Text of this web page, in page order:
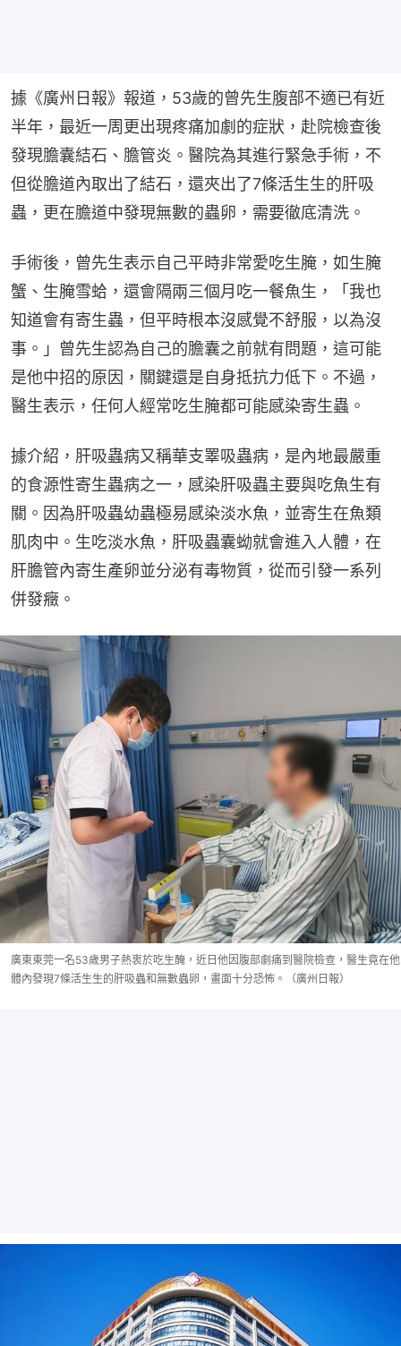
據《廣州日報》報道，53歲的曾先生腹部不適已有近
半年，最近一周更出現疼痛加劇的症狀，赴院檢查後
發現膽囊結石、膽管炎。醫院為其進行緊急手術，不
但從膽道內取出了結石，還夾出了7條活生生的肝吸
蟲，更在膽道中發現無數的蟲卵，需要徹底清洗。
手術後，曾先生表示自己平時非常愛吃生腌，如生腌
蟹、生腌雪蛤，還會隔兩三個月吃一餐魚生，「我也
知道會有寄生蟲，但平時根本沒感覺不舒服，以為沒
事。」曾先生認為自己的膽囊之前就有問題，這可能
是他中招的原因，關鍵還是自身抵抗力低下。不過，
醫生表示，任何人經常吃生腌都可能感染寄生蟲。
據介紹，肝吸蟲病又稱華支睪吸蟲病，是內地最嚴重
的食源性寄生蟲病之一，感染肝吸蟲主要與吃魚生有
關。因為肝吸蟲幼蟲極易感染淡水魚，並寄生在魚類
肌肉中。生吃淡水魚，肝吸蟲囊蚴就會進入人體，在
肝膽管內寄生產卵並分泌有毒物質，從而引發一系列
併發癥。
廣東東莞一名53歲男子熱衷於吃生醃，近日他因腹部劇痛到醫院檢查，醫生竟在他
體內發現7條活生生的肝吸蟲和無數蟲卵，畫面十分恐怖。（廣州日報）